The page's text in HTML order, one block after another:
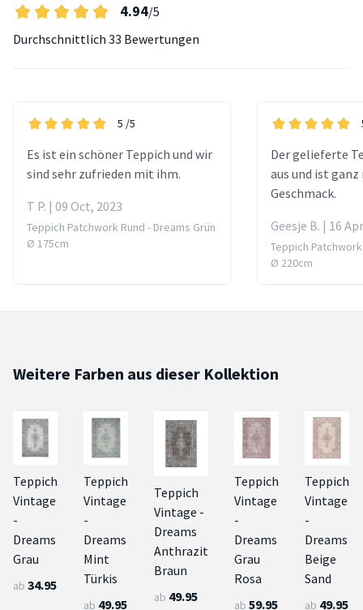
4.94/5
Durchschnittlich 33 Bewertungen
5 /5
Es ist ein schöner Teppich und wir
sind sehr zufrieden mit ihm.
T P. | 09 Oct, 2023
Teppich Patchwork Rund - Dreams Grün
Ø 175cm
Der gelieferte
aus und ist
Geschmack.
Geesje B. | 16
Teppich
Ø 220cm
Weitere Farben aus dieser Kollektion
Teppich
Vintage
-
Dreams
Grau
ab 34.95
Teppich
Vintage
-
Dreams
Mint
Türkis
ab 49.95
Teppich
Vintage -
Dreams
Anthrazit
Braun
ab 49.95
Teppich
Vintage
-
Dreams
Grau
Rosa
ab 59.95
Teppich
Vintage
-
Dreams
Beige
Sand
ab 49.95